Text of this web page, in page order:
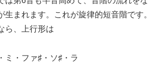
生まれます。これが旋律的短音階です。
ら、上行形は
ミ・ファ♯・ソ♯・ラ